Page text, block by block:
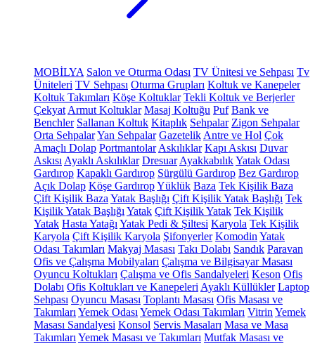
MOBİLYA Salon ve Oturma Odası TV Ünitesi ve Sehpası Tv
Üniteleri TV Sehpası Oturma Grupları Koltuk ve Kanepeler
Koltuk Takımları Köşe Koltuklar Tekli Koltuk ve Berjerler
Çekyat Armut Koltuklar Masaj Koltuğu Puf Bank ve
Benchler Sallanan Koltuk Kitaplık Sehpalar Zigon Sehpalar
Orta SehpalarYan Sehpalar Gazetelik Antre ve Hol Çok
Amaçlı Dolap Portmantolar Askılıklar Kapı Askısı Duvar
Askısı Ayaklı Askılıklar Dresuar AyakkabılıkYatak Odası
Gardırop Kapaklı Gardırop Sürgülü Gardırop Bez Gardırop
Açık Dolap Köşe GardıropYüklük Baza Tek Kişilik Baza
Çift Kişilik Baza Yatak Başlığı Çift Kişilik Yatak Başlığı Tek
Kişilik Yatak Başlığı Yatak Çift Kişilik Yatak Tek Kişilik
Yatak Hasta Yatağı Yatak Pedi & Şiltesi Karyola Tek Kişilik
Karyola Çift Kişilik Karyola Şifonyerler Komodin Yatak
Odası Takımları Makyaj Masası Takı Dolabı Sandık Paravan
Ofis ve Çalışma Mobilyaları Çalışma ve Bilgisayar Masası
Oyuncu Koltukları Çalışma ve Ofis Sandalyeleri Keson Ofis
Dolabı Ofis Koltukları ve Kanepeleri Ayaklı Küllükler Laptop
Sehpası Oyuncu Masası Toplantı Masası Ofis Masası ve
Takımları Yemek Odası Yemek Odası Takımları Vitrin Yemek
Masası Sandalyesi Konsol Servis Masaları Masa ve Masa
Takımları Yemek Masası ve Takımları Mutfak Masası ve